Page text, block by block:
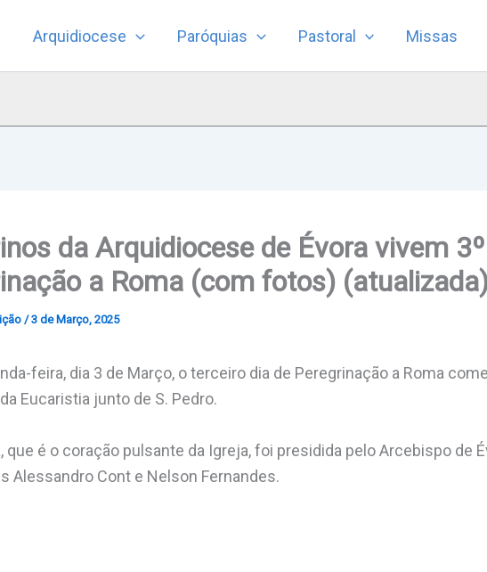
Arquidiocese Paróquias Pastoral Missas
da Arquidiocese de Évora vivem
a Roma (com fotos)
/3 de Março, 2025
feira, dia 3 de Março, o terceiro dia de Peregrinação a Roma
Eucaristia junto de S. Pedro.
que é o coração pulsante da Igreja, foi presidida pelo Arcebispo de
Alessandro Cont e Nelson Fernandes.